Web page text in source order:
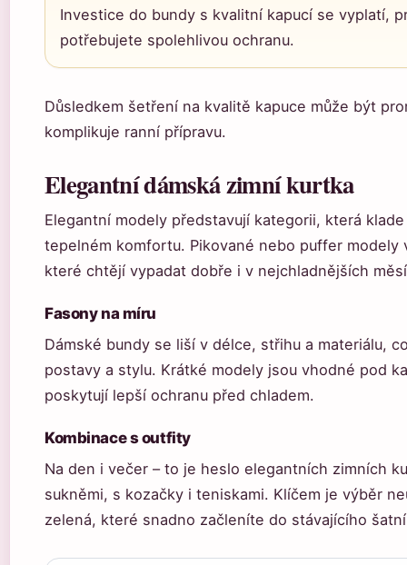
Investice do bundy s kvalitní kapucí se vyplatí,
potřebujete spolehlivou ochranu.
Důsledkem šetření na kvalitě kapuce může být
komplikuje ranní přípravu.
Elegantní dámská zimní kurtka
Elegantní modely představují kategorii, která
tepelném komfortu. Pikované nebo puffer
které chtějí vypadat dobře i v nejchladnějších
Fasony na míru
Dámské bundy se liší v délce, střihu a materiálu,
postavy a stylu. Krátké modely jsou vhodné pod
poskytují lepší ochranu před chladem.
Kombinace s outfity
Na den i večer – to je heslo elegantních zimních
sukněmi, s kozačky i teniskami. Klíčem je výběr
zelená, které snadno začleníte do stávajícího